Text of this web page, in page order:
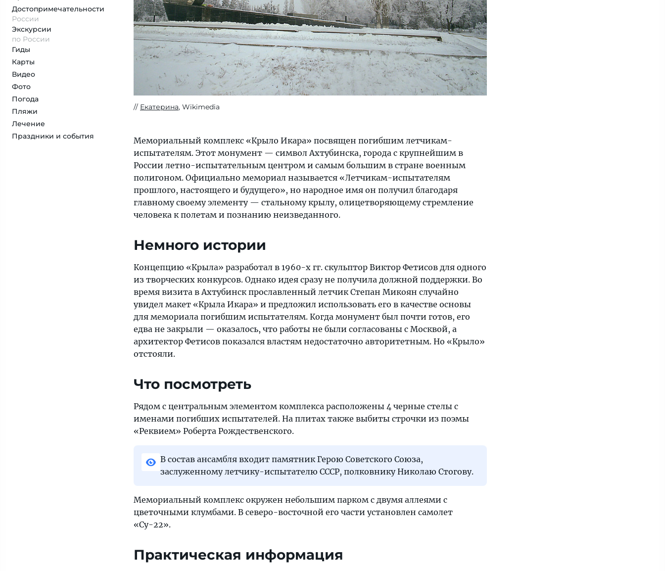
Достопримеча­тельности
России
Экскурсии
по России
Гиды
Карты
Видео
Фото
Погода
Пляжи
Лечение
Праздники и события
Екатерина, Wikimedia
Мемориальный комплекс «Крыло Икара» посвящен погибшим летчикам-
испытателям. Этот монумент — символ Ахтубинска, города с крупнейшим в
России летно-испытательным центром и самым большим в стране военным
полигоном. Официально мемориал называется «Летчикам-испытателям
прошлого, настоящего и будущего», но народное имя он получил благодаря
главному своему элементу — стальному крылу, олицетворяющему стремление
человека к полетам и познанию неизведанного.
Немного истории
Концепцию «Крыла» разработал в 1960-х гг. скульптор Виктор Фетисов для одного
из творческих конкурсов. Однако идея сразу не получила должной поддержки. Во
время визита в Ахтубинск прославленный летчик Степан Микоян случайно
увидел макет «Крыла Икара» и предложил использовать его в качестве основы
для мемориала погибшим испытателям. Когда монумент был почти готов, его
едва не закрыли — оказалось, что работы не были согласованы с Москвой, а
архитектор Фетисов показался властям недостаточно авторитетным. Но «Крыло»
отстояли.
Что посмотреть
Рядом с центральным элементом комплекса расположены 4 черные стелы с
именами погибших испытателей. На плитах также выбиты строчки из поэмы
«Реквием» Роберта Рождественского.
В состав ансамбля входит памятник Герою Советского Союза,
заслуженному летчику-испытателю СССР, полковнику Николаю Стогову.
Мемориальный комплекс окружен небольшим парком с двумя аллеями с
цветочными клумбами. В северо-восточной его части установлен самолет
«Су-22».
Практическая информация